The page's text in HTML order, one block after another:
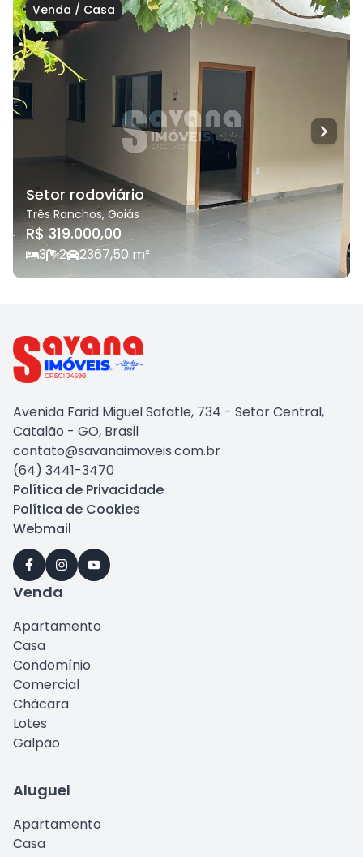
Venda / Casa
Setor rodoviário
Três Ranchos,Goiás
R$ 319.000,00
3 2 2367,50 m²
Avenida Farid Miguel Safatle, 734 - Setor Central,
Catalão - GO, Brasil
contato@savanaimoveis.com.br
(64) 3441-3470
Política de Privacidade
Política de Cookies
Webmail
Venda
Apartamento
Casa
Condomínio
Comercial
Chácara
Lotes
Galpão
Aluguel
Apartamento
Casa